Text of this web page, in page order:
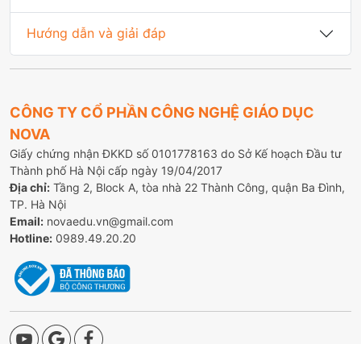
Hướng dẫn và giải đáp
CÔNG TY CỔ PHẦN CÔNG NGHỆ GIÁO DỤC
NOVA
Giấy chứng nhận ĐKKD số 0101778163 do Sở Kế hoạch Đầu tư
Thành phố Hà Nội cấp ngày 19/04/2017
Địa chỉ: Tầng 2, Block A, tòa nhà 22 Thành Công, quận Ba Đình,
TP. Hà Nội
Email: novaedu.vn@gmail.com
Hotline: 0989.49.20.20